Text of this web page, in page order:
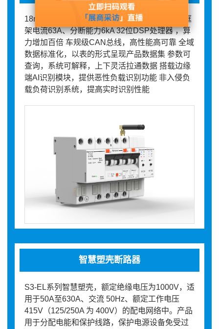
18mm标准设计，1:1替换传统空开 小体积保持框
架电流63A、分断能力6kA 32位DSP处理器 ，算
力增加百倍 车规级CAN总线，高性能高可靠 全域
数据标准化，以表的形式呈现产品数据集 参数可
查询，系统可解释，上下灵活拉通数据 搭载边缘
端AI识别模块，提供恶性负载识别功能 非入侵负
载负荷识别系统，提高实时识别性能
智慧塑壳断路器
S3-EL系列智慧塑壳，额定绝缘电压为1000V，适
用于50A至630A、交流 50Hz、额定工作电压
415V（125/250A 为 400V）的配电网络中。产品
用于分配电能和保护线路，保护电源设备免受过